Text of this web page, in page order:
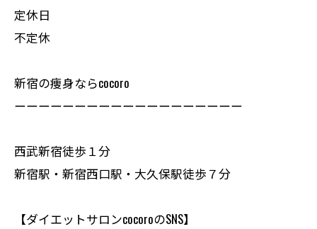
定休日
不定休
新宿の痩身ならcocoro
ーーーーーーーーーーーーーーーーーーー
西武新宿徒歩１分
新宿駅・新宿西口駅・大久保駅徒歩７分
【ダイエットサロンcocoroのSNS】